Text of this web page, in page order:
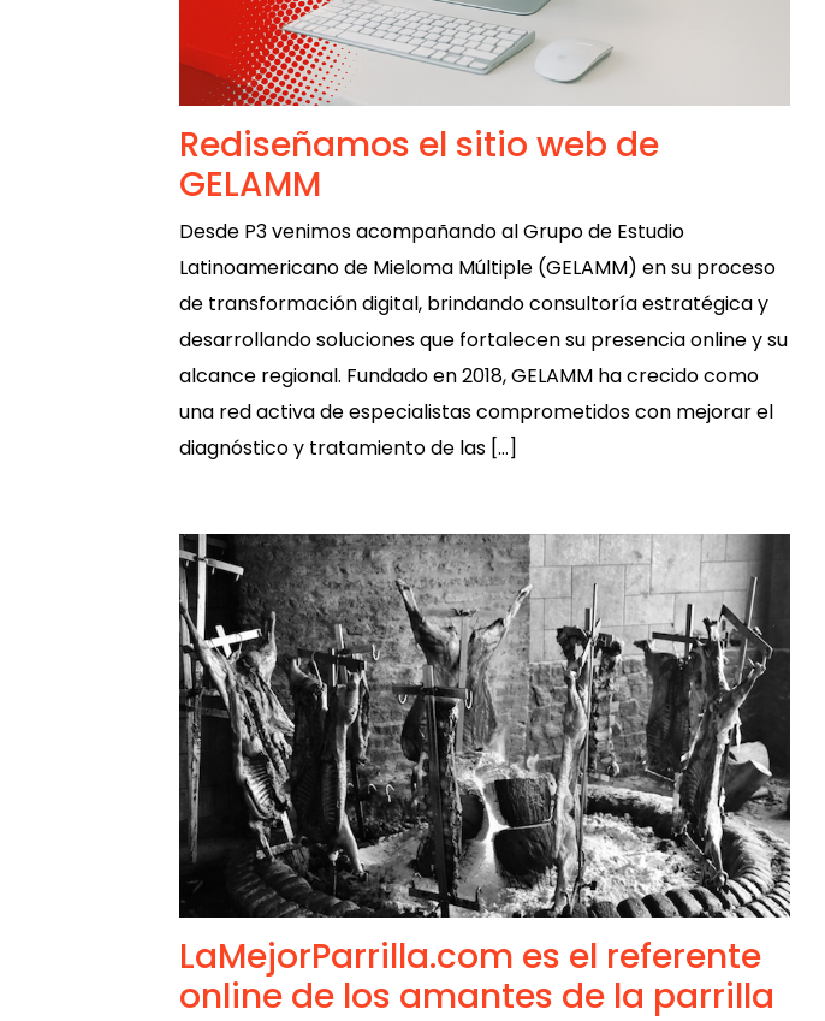
Rediseñamos el sitio web de
GELAMM
Desde P3 venimos acompañando al Grupo de Estudio
Latinoamericano de Mieloma Múltiple (GELAMM) en su proceso
de transformación digital, brindando consultoría estratégica y
desarrollando soluciones que fortalecen su presencia online y su
alcance regional. Fundado en 2018, GELAMM ha crecido como
una red activa de especialistas comprometidos con mejorar el
diagnóstico y tratamiento de las […]
LaMejorParrilla.com es el referente
online de los amantes de la parrilla